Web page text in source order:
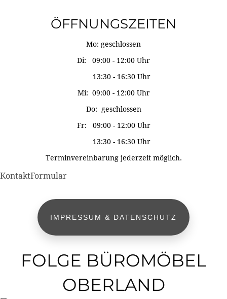
ÖFFNUNGSZEITEN
Mo: geschlossen
Di: 09:00 - 12:00 Uhr
13:30 - 16:30 Uhr
Mi: 09:00 - 12:00 Uhr
Do: geschlossen
Fr: 09:00 - 12:00 Uhr
13:30 - 16:30 Uhr
Terminvereinbarung jederzeit möglich.
KontaktFormular
IMPRESSUM & DATENSCHUTZ
FOLGE BÜROMÖBEL
OBERLAND